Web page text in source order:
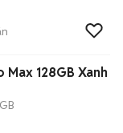
128GB Xanh